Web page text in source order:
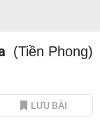
(Tiền Phong)
LƯU BÀI